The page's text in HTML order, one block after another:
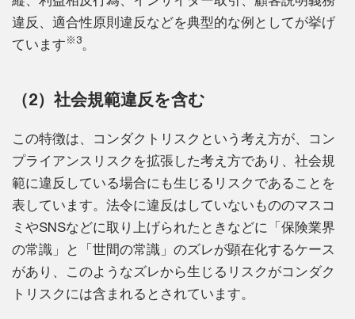
違反、適合性原則違反などを典型的な例としてが挙げ
ています※3。
（2）社会規範違反を含む
この特徴は、コンダクトリスクという考え方が、コン
プライアンスリスクを拡張した考え方であり、社会規
範に違反している場合にも生じるリスクであることを
表しています。法令に違反はしていないもののマスコ
ミやSNSなどに取り上げられたときなどに「保険業界
の常識」と「世間の常識」のズレが顕在化するケース
があり、このようなズレから生じるリスクがコンダク
トリスクには含まれるとされています。